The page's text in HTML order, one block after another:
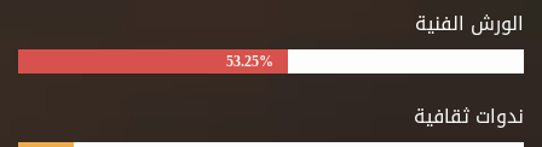
الورش الفنية
53.25%
ندوات ثقافية